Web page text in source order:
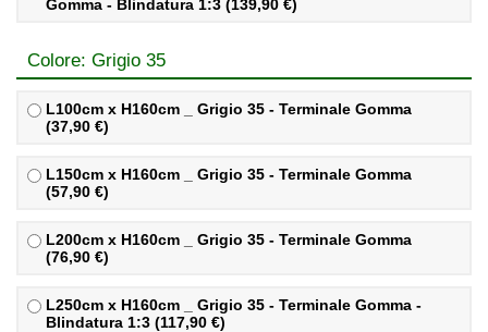
Gomma - Blindatura 1:3 (139,90 €)
Colore: Grigio 35
L100cm x H160cm _ Grigio 35 - Terminale Gomma
(37,90 €)
L150cm x H160cm _ Grigio 35 - Terminale Gomma
(57,90 €)
L200cm x H160cm _ Grigio 35 - Terminale Gomma
(76,90 €)
L250cm x H160cm _ Grigio 35 - Terminale Gomma -
Blindatura 1:3 (117,90 €)